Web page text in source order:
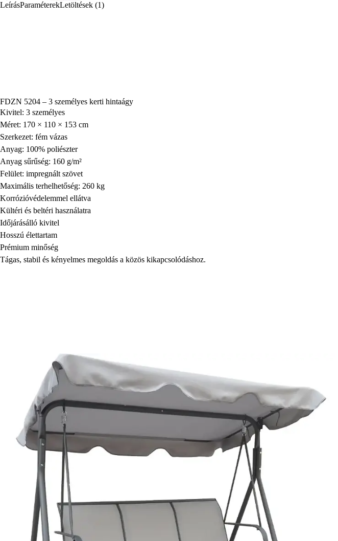
LeírásParaméterekLetöltések (1)
FDZN 5204 – 3 személyes kerti hintaágy
Kivitel: 3 személyes
Méret: 170 × 110 × 153 cm
Szerkezet: fém vázas
Anyag: 100% poliészter
Anyag sűrűség: 160 g/m²
Felület: impregnált szövet
Maximális terhelhetőség: 260 kg
Korrózióvédelemmel ellátva
Kültéri és beltéri használatra
Időjárásálló kivitel
Hosszú élettartam
Prémium minőség
Tágas, stabil és kényelmes megoldás a közös kikapcsolódáshoz.